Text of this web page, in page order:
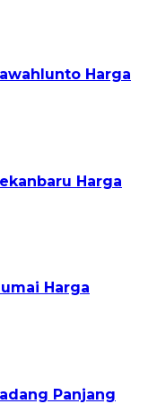
Harga
Harga
Harga
Panjang